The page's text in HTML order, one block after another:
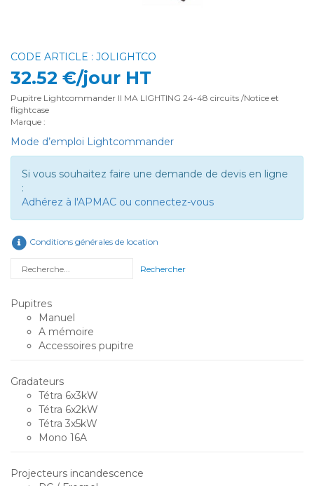
CODE ARTICLE : JOLIGHTCO
32.52 €/jour HT
Pupitre Lightcommander II MA LIGHTING 24-48 circuits /Notice et
flightcase
Marque :
Mode d’emploi Lightcommander
Si vous souhaitez faire une demande de devis en ligne
:
Adhérez à l'APMAC ou connectez-vous
Conditions générales de location
Rechercher
Pupitres
Manuel
A mémoire
Accessoires pupitre
Gradateurs
Tétra 6x3kW
Tétra 6x2kW
Tétra 3x5kW
Mono 16A
Projecteurs incandescence